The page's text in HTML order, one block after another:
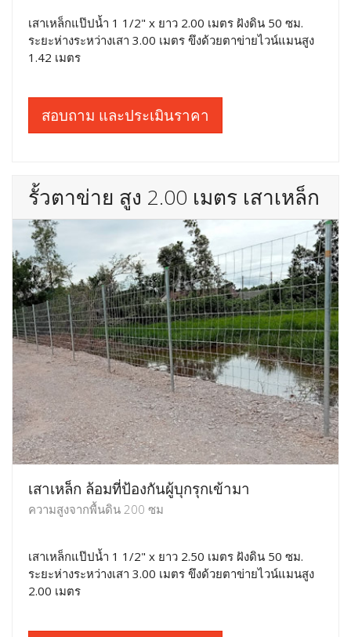
เสาเหล็กแป๊ปน้ำ 1 1/2" x ยาว 2.00 เมตร ฝังดิน 50 ซม.
ระยะห่างระหว่างเสา 3.00 เมตร ขึงด้วยตาข่ายไวน์แมนสูง
1.42 เมตร
สอบถาม และประเมินราคา
รั้วตาข่าย สูง 2.00 เมตร เสาเหล็ก
เสาเหล็ก ล้อมที่ป้องกันผู้บุกรุกเข้ามา
ความสูงจากพื้นดิน 200 ซม
เสาเหล็กแป๊ปน้ำ 1 1/2" x ยาว 2.50 เมตร ฝังดิน 50 ซม.
ระยะห่างระหว่างเสา 3.00 เมตร ขึงด้วยตาข่ายไวน์แมนสูง
2.00 เมตร